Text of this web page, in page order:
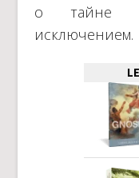
о тайне
исключением.